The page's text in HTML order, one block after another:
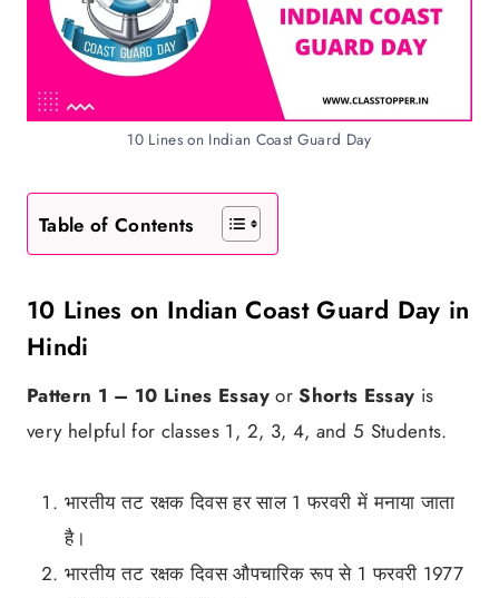
10 Lines on Indian Coast Guard Day
Table of Contents
10 Lines on Indian Coast Guard Day in
Hindi
Pattern 1 – 10 Lines EssayorShorts Essay is
very helpful for classes 1, 2, 3, 4, and 5 Students.
भारतीय तट रक्षक दिवस हर साल 1 फरवरी में मनाया जाता
है।
भारतीय तट रक्षक दिवस औपचारिक रूप से 1 फरवरी 1977